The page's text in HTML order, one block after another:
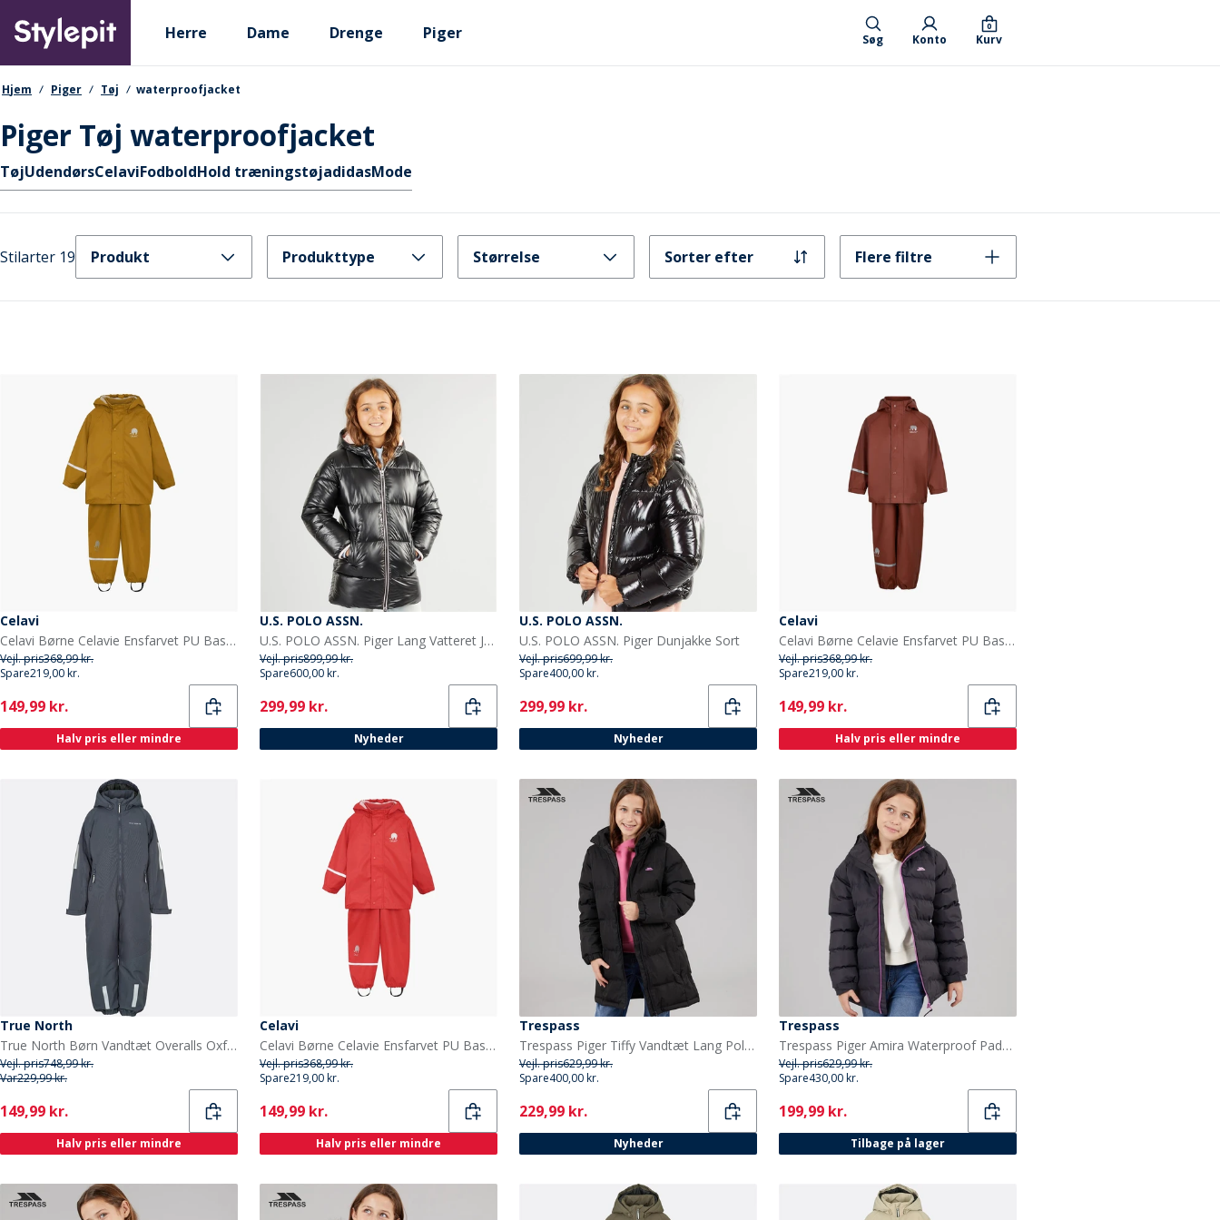
main
content
Primary departments
Herre Dame Drenge Piger Søg Konto Kurv
0
navigationssti
Hjem Piger Tøj waterproofjacket
Piger Tøj waterproofjacket
Hurtige links
TøjUdendørsCelaviFodboldHold træningstøjadidasMode
Stilarter 19 Produkt Produkttype Størrelse Sorter efter Flere filtre
Celavi
Celavi Børne Celavie Ensfarvet PU Basis Regntøjs Sæt Buckthorn Brown
Vejl. pris368,99 kr.
Spare219,00 kr.
Current
149,99 kr.
Halv pris eller mindre
U.S. POLO ASSN.
U.S. POLO ASSN. Piger Lang Vatteret Jakke Sort
Vejl. pris899,99 kr.
Spare600,00 kr.
Current
299,99 kr.
Nyheder
U.S. POLO ASSN.
U.S. POLO ASSN. Piger Dunjakke Sort
Vejl. pris699,99 kr.
Spare400,00 kr.
Current
299,99 kr.
Nyheder
Celavi
Celavi Børne Celavie Ensfarvet PU Basis Regntøjs Sæt Tortoise Shell
Vejl. pris368,99 kr.
Spare219,00 kr.
Current
149,99 kr.
Halv pris eller mindre
True North
True North Børn Vandtæt Overalls Oxford Snedragt Nattehimmel
Vejl. pris748,99 kr.
Var229,99 kr.
Current
149,99 kr.
Halv pris eller mindre
Celavi
Celavi Børne Celavie Ensfarvet PU Basis Regntøjs Sæt Baked Apple
Vejl. pris368,99 kr.
Spare219,00 kr.
Current
149,99 kr.
Halv pris eller mindre
Trespass
Trespass Piger Tiffy Vandtæt Lang Polstret Hættejakke Sort
Vejl. pris629,99 kr.
Spare400,00 kr.
Current
229,99 kr.
Nyheder
Trespass
Trespass Piger Amira Waterproof Padded Præstation/Teknisk Grå
Vejl. pris629,99 kr.
Spare430,00 kr.
Current
199,99 kr.
Tilbage på lager